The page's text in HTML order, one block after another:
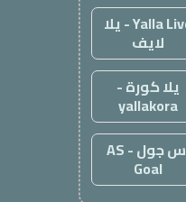
Yalla Live - يلا
لايف
يلا كورة -
yallakora
اس جول - AS
Goal